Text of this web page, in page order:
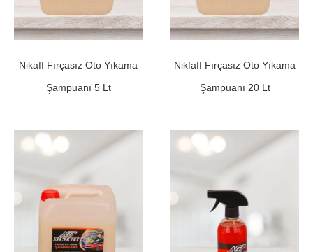
Nikaff Fırçasız Oto Yıkama
Şampuanı 5 Lt
Nikfaff Fırçasız Oto Yıkama
Şampuanı 20 Lt